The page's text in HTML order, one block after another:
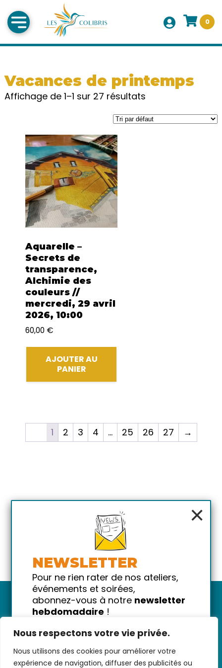
Nous respectons votre vie privée.
Nous utilisons des cookies pour améliorer votre
expérience de navigation, diffuser des publicités ou
0
Vacances de printemps
Affichage de 1–1 sur 27 résultats
Aquarelle –
Secrets de
transparence,
Alchimie des
couleurs //
mercredi, 29 avril
2026, 10:00
60,00 €
AJOUTER AU
PANIER
1 2 3 4 … 25 26 27 →
Nous contacter-CGV/CGU-Données
×
NEWSLETTER
Pour ne rien rater de nos ateliers,
événements et soirées,
abonnez-vous à notre newsletter
hebdomadaire !
!
Votre email